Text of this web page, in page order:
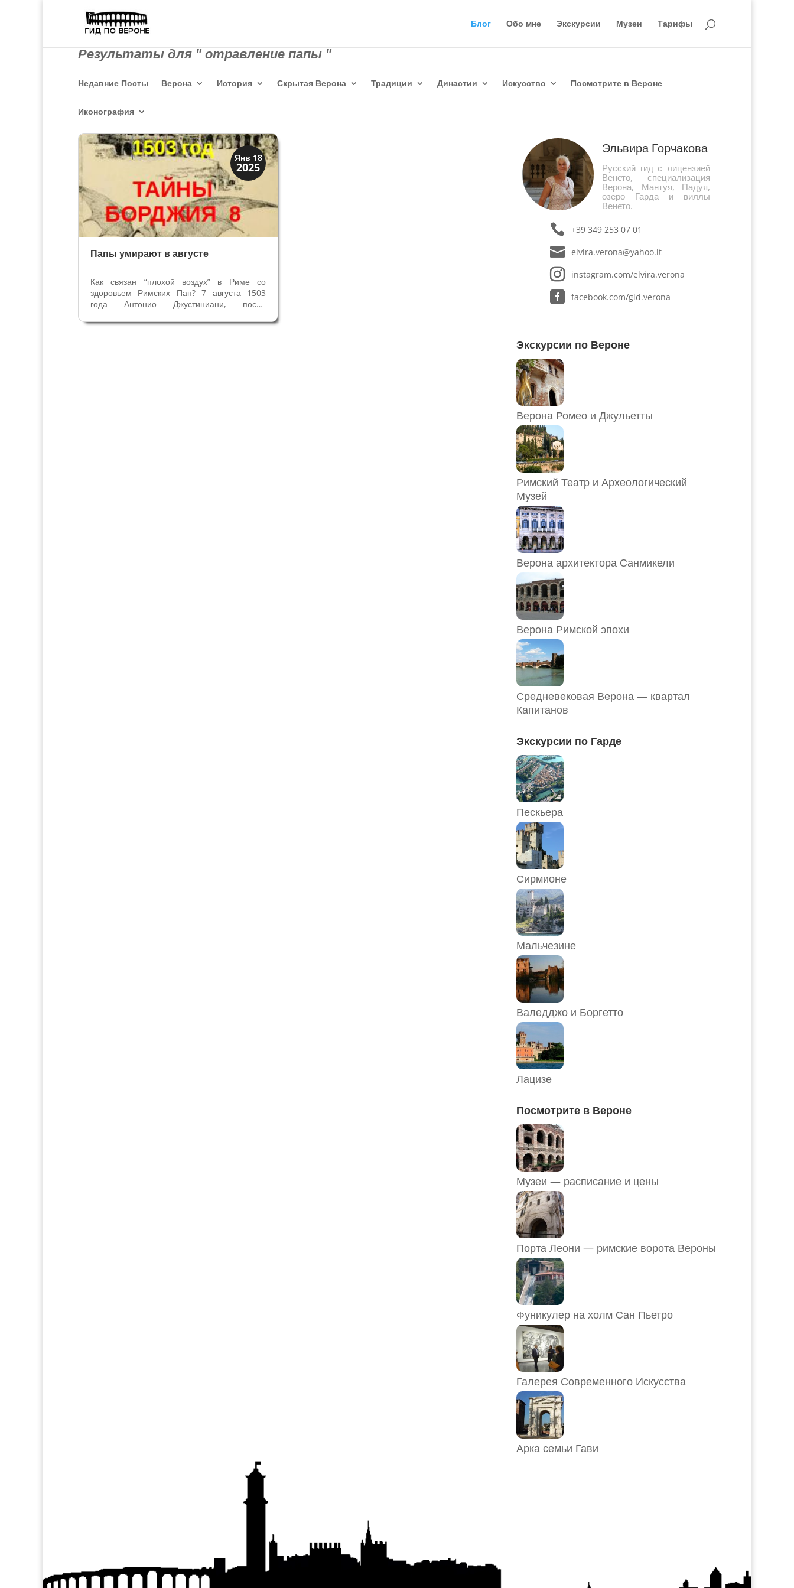
Блог Обо мне Экскурсии Музеи Тарифы
Результаты для " отравление папы "
Недавние Посты Верона История Скрытая Верона Традиции Династии Искусство Посмотрите в Вероне
Иконография
Янв 18
2025
Загадки прошлого
История
Папы умирают в августе
Как связан “плохой воздух” в Риме со
здоровьем Римских Пап? 7 августа 1503
года Антонио Джустиниани, посол
Риме писал о Папе Александре 6 Борджия,
Эльвира Горчакова
Русский гид с лицензией
Венето, специализация
Верона, Мантуя, Падуя,
озеро Гарда и виллы
Венето.
+39 349 253 07 01
elvira.verona@yahoo.it
instagram.com/elvira.verona
facebook.com/gid.verona
Экскурсии по Вероне
Верона Ромео и Джульетты
Римский Театр и Археологический
Музей
Верона архитектора Санмикели
Верона Римской эпохи
Средневековая Верона — квартал
Капитанов
Экскурсии по Гарде
Пескьера
Сирмионе
Мальчезине
Валедджо и Боргетто
Лацизе
Посмотрите в Вероне
Музеи — расписание и цены
Порта Леони — римские ворота Вероны
Фуникулер на холм Сан Пьетро
Галерея Современного Искусства
Арка семьи Гави